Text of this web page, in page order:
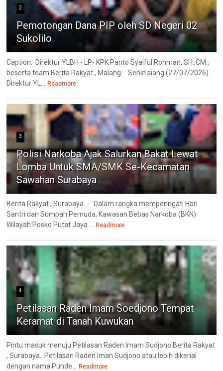
2
Pemotongan Dana PIP oleh SD Negeri 02
Sukolilo
Caption. Direktur YLBH - LP- KPK Panto Syaiful Rohman, SH.,CM.,
beserta team Berita Rakyat , Malang- Senin siang (27/07/2026)
Direktur YL... Readmore
3
Polisi Narkoba Ajak Salurkan Bakat Lewat
Lomba Untuk SMA/SMK Se-Kecamatan
Sawahan Surabaya
Berita Rakyat , Surabaya. - Dalam rangka memperingati Hari
Santri dan Sumpah Pemuda, Kawasan Bebas Narkoba (BKN)
Wilayah Posko Putat Jaya ... Readmore
4
Petilasan Raden Imam Soedjono Tempat
Keramat di Tanah Kuwukan
Pintu masuk menuju Petilasan Raden Imam Sudjono Berita Rakyat
, Surabaya. Petilasan Raden Iman Sudjono atau lebih dikenal
dengan nama Punde... Readmore